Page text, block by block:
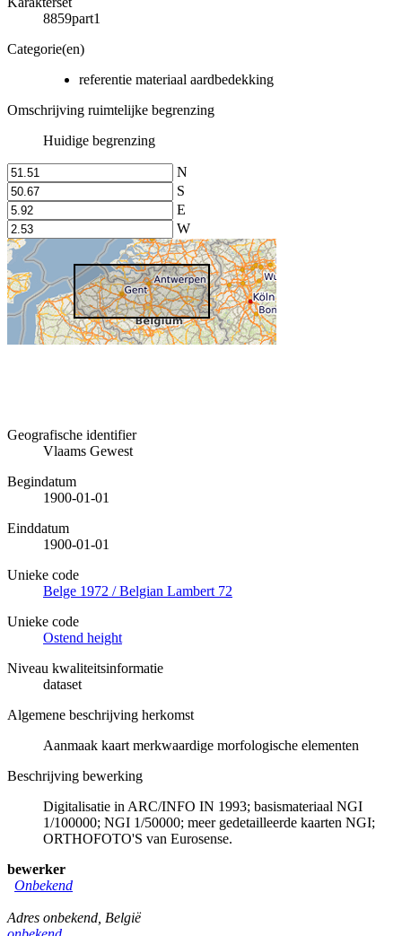
8859part1
Categorie(en)
referentie materiaal aardbedekking
Omschrijving ruimtelijke begrenzing
Huidige begrenzing
N
S
E
W
Geografische identifier
Vlaams Gewest
Begindatum
1900-01-01
Einddatum
1900-01-01
Unieke code
Belge 1972 / Belgian Lambert 72
Unieke code
Ostend height
Niveau kwaliteitsinformatie
dataset
Algemene beschrijving herkomst
Aanmaak kaart merkwaardige morfologische elementen
Beschrijving bewerking
Digitalisatie in ARC/INFO IN 1993; basismateriaal NGI
1/100000; NGI 1/50000; meer gedetailleerde kaarten NGI;
ORTHOFOTO'S van Eurosense.
bewerker
Onbekend
Adres onbekend België